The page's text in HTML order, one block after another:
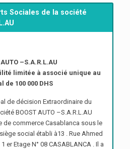
Sociales de la société
AUTO –S.A.R.L.AU
limitée à associé unique au
de 100 000 DHS
de décision Extraordinaire du
BOOST AUTO –S.A.R.L.AU
de commerce Casablanca sous le
social établi à13 . Rue Ahmed
er Etage N° 08 CASABLANCA . Il a